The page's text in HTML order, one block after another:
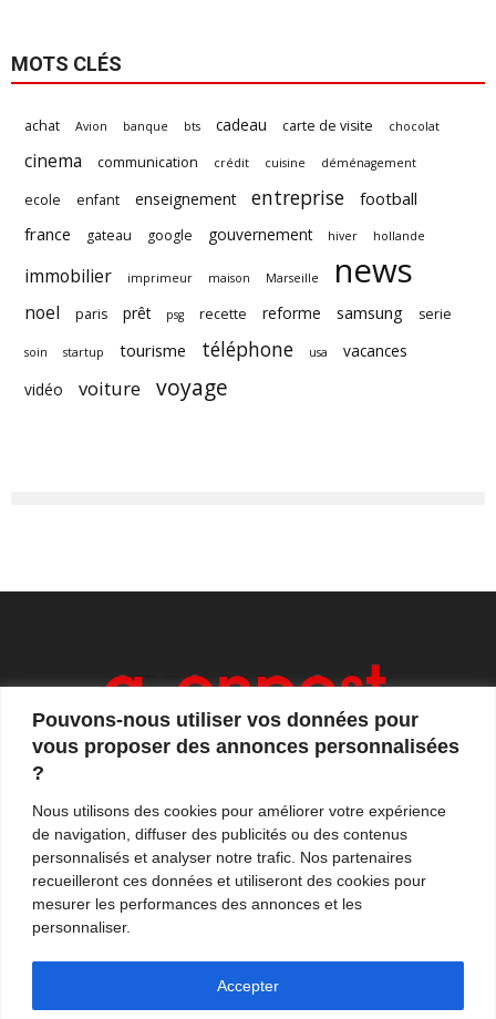
Pouvons-nous utiliser vos données pour
vous proposer des annonces personnalisées
?
Nous utilisons des cookies pour améliorer votre expérience
de navigation, diffuser des publicités ou des contenus
personnalisés et analyser notre trafic. Nos partenaires
recueilleront ces données et utiliseront des cookies pour
mesurer les performances des annonces et les
personnaliser.
Accepter
MOTS CLÉS
achat Avion banque bts cadeau carte de visite chocolat
cinema communication crédit cuisine déménagement
ecole enfant enseignement entreprise
football
france
gateau google gouvernement hiver hollande
immobilier imprimeur maison Marseille news
noel paris prêt psg recette reforme samsung serie
soin startup tourisme téléphone usa
vacances
vidéo
voiture voyage
et de tendances. Notre équipe de journalistes vous
propose quotidiennement de suivre l'actualité en
France et à l'international.
Contactez-nous:contact@axonpost.com